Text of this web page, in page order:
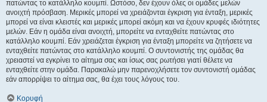
πατώντας το κατάλληλο κουμπί. Ωστόσο, δεν έχουν όλες οι ομάδες μελών
ανοιχτή πρόσβαση. Μερικές μπορεί να χρειάζονται έγκριση για ένταξη, μερικές
μπορεί να είναι κλειστές και μερικές μπορεί ακόμη και να έχουν κρυφές ιδιότητες
μελών. Εάν η ομάδα είναι ανοιχτή, μπορείτε να ενταχθείτε πατώντας στο
κατάλληλο κουμπί. Εάν χρειάζεται έγκριση για ένταξη μπορείτε να ζητήσετε να
ενταχθείτε πατώντας στο κατάλληλο κουμπί. Ο συντονιστής της ομάδας θα
χρειαστεί να εγκρίνει το αίτημα σας και ίσως σας ρωτήσει γιατί θέλετε να
ενταχθείτε στην ομάδα. Παρακαλώ μην παρενοχλήσετε τον συντονιστή ομάδας
εάν απορρίψει το αίτημα σας, θα έχει τους λόγους του.
Κορυφή